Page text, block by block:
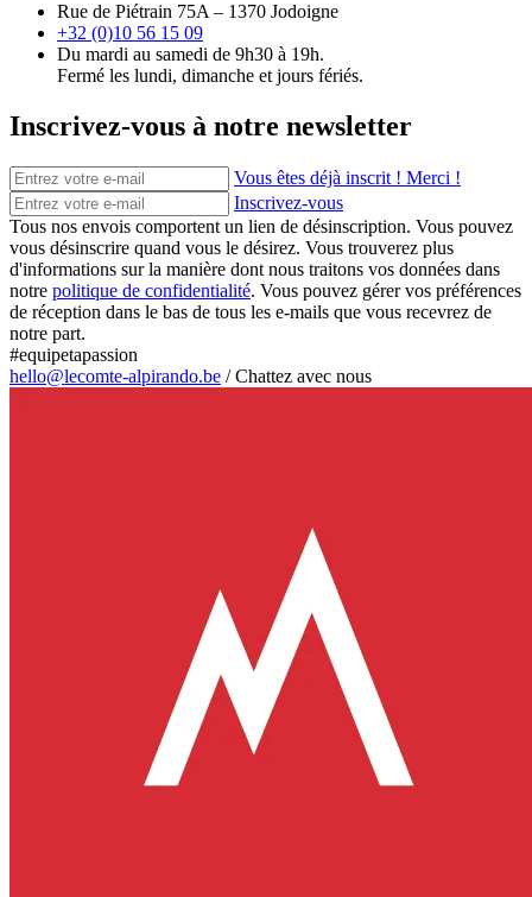
Rue de Piétrain 75A – 1370 Jodoigne
+32 (0)10 56 15 09
Du mardi au samedi de 9h30 à 19h.
Fermé les lundi, dimanche et jours fériés.
Inscrivez-vous à notre newsletter
Vous êtes déjà inscrit ! Merci !
Inscrivez-vous
Tous nos envois comportent un lien de désinscription. Vous pouvez
vous désinscrire quand vous le désirez. Vous trouverez plus
d'informations sur la manière dont nous traitons vos données dans
notre politique de confidentialité. Vous pouvez gérer vos préférences
de réception dans le bas de tous les e-mails que vous recevrez de
notre part.
#equipetapassion
hello@lecomte-alpirando.be /Chattez avec nous